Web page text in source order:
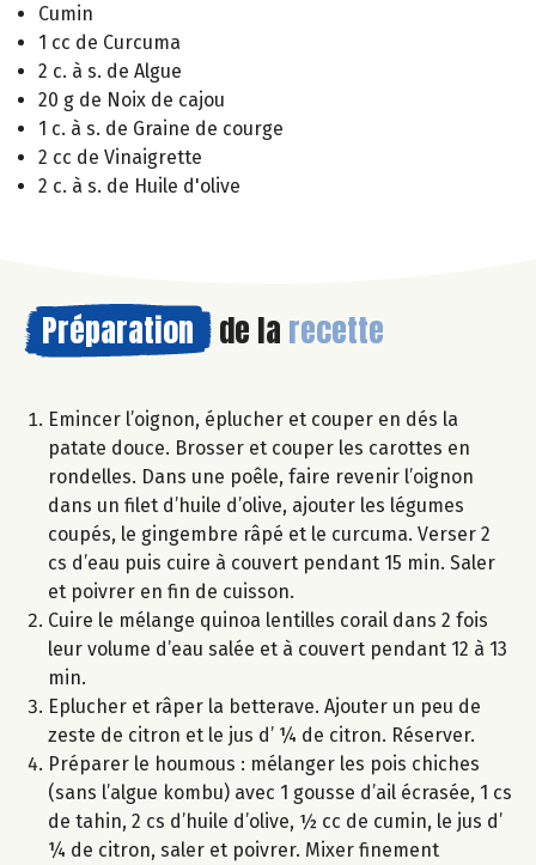
Cumin
1 cc de Curcuma
2 c. à s. de Algue
20 g de Noix de cajou
1 c. à s. de Graine de courge
2 cc de Vinaigrette
2 c. à s. de Huile d'olive
Préparation de la recette
Emincer l’oignon, éplucher et couper en dés la
patate douce. Brosser et couper les carottes en
rondelles. Dans une poêle, faire revenir l’oignon
dans un filet d’huile d’olive, ajouter les légumes
coupés, le gingembre râpé et le curcuma. Verser 2
cs d’eau puis cuire à couvert pendant 15 min. Saler
et poivrer en fin de cuisson.
Cuire le mélange quinoa lentilles corail dans 2 fois
leur volume d’eau salée et à couvert pendant 12 à 13
min.
Eplucher et râper la betterave. Ajouter un peu de
zeste de citron et le jus d’ ¼ de citron. Réserver.
Préparer le houmous : mélanger les pois chiches
(sans l’algue kombu) avec 1 gousse d’ail écrasée, 1 cs
de tahin, 2 cs d’huile d’olive, ½ cc de cumin, le jus d’
¼ de citron, saler et poivrer. Mixer finement